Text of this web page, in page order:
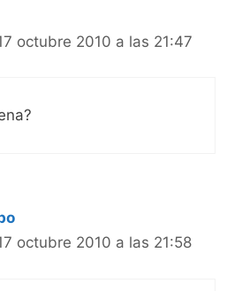
octubre 2010 a las 21:47
octubre 2010 a las 21:58